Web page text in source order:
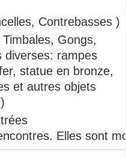
Contrebasses )
Gongs,
diverses: rampes
statue en bronze,
et autres objets
Elles sont